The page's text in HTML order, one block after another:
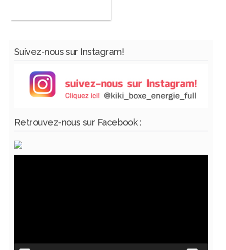
Suivez-nous sur Instagram!
Retrouvez-nous sur Facebook :